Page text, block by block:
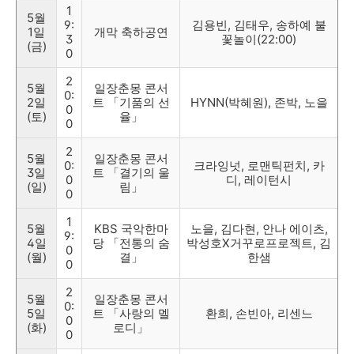
5월
1일
(금)
1
9:
3
0
개막 축하공연
김용빈, 김태우, 송하예 불
꽃놀이(22:00)
5월
2일
(토)
2
0:
0
0
일장춘몽 콘서
트 「기품의 선
율」
HYNN(박혜원), 존박, 노을
5월
3일
(일)
2
0:
0
0
일장춘몽 콘서
트 「결기의 울
림」
크라잉넛, 로맨틱펀치, 카
디, 레이턴시
5월
4일
(월)
1
9:
0
0
KBS 국악한마
당 「전통의 숨
결」
노을, 김다현, 안나 에이츠,
박성호X거꾸로프로젝트, 김
한샘
5월
5일
(화)
2
0:
0
0
일장춘몽 콘서
트 「사랑의 멜
로디」
환희, 손빈아, 리센느